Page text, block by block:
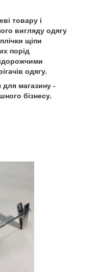
товару і
вигляду одягу
щіпи
порід
одягу.
для магазину -
бізнесу.